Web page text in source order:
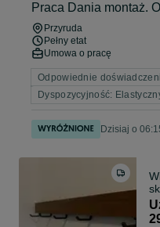
Praca Dania montaż.
Przyruda
Pełny etat
Umowa o pracę
Odpowiednie
Dyspozycyjność:
Dzisiaj o